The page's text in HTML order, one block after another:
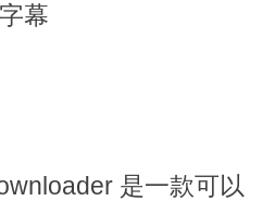
幕
是一款可以